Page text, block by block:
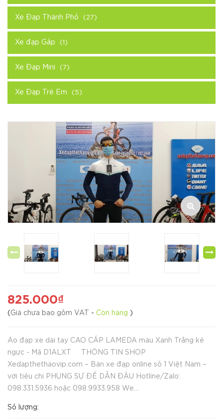
Xe Đạp Thành Phố (27)
Xe đạp Gấp (1)
Xe Đạp Mini (7)
Xe Đạp Trẻ Em (5)
825.000₫
( Giá chưa bao gồm VAT - Còn hàng )
Áo đạp xe dài tay CAO CẤP LAMEDA màu Xanh Trắng kẻ
ngực - Mã D1ALXT THÔNG TIN SHOP
Xedapthethaovip.com – Bán xe đạp online số 1 Việt Nam –
với tiêu chí PHỤNG SỰ ĐỂ DẪN ĐẦU Hotline/Zalo:
098.331.5936 hoặc 098.9933.958 We...
Số lượng: